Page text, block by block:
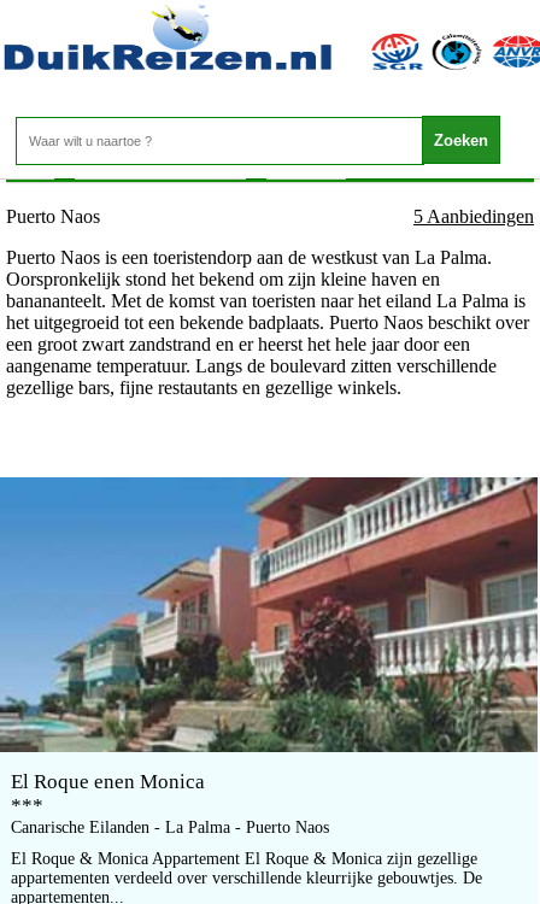
Canarische Eilanden - La Palma - Puerto Naos
Home>Canarische Eilanden>La Palma>Puerto Naos
Puerto Naos
5 Aanbiedingen
Puerto Naos is een toeristendorp aan de westkust van La Palma.
Oorspronkelijk stond het bekend om zijn kleine haven en
banananteelt. Met de komst van toeristen naar het eiland La Palma is
het uitgegroeid tot een bekende badplaats. Puerto Naos beschikt over
een groot zwart zandstrand en er heerst het hele jaar door een
aangename temperatuur. Langs de boulevard zitten verschillende
gezellige bars, fijne restautants en gezellige winkels.
El Roque enen Monica
***
Canarische Eilanden - La Palma - Puerto Naos
El Roque & Monica Appartement El Roque & Monica zijn gezellige
appartementen verdeeld over verschillende kleurrijke gebouwtjes. De
appartementen...